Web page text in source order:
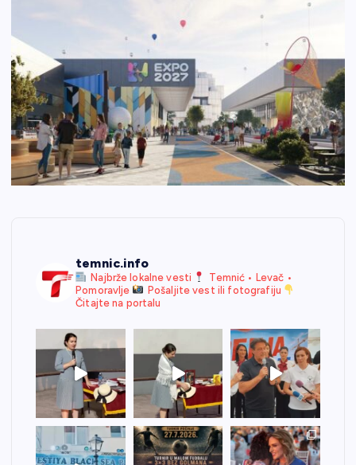
temnic.info
Najbrže lokalne vesti
Temnić • Levač •
Pomoravlje
Pošaljite vest ili fotografiju
Čitajte na portalu